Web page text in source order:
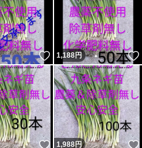
いいね！
1,188円
いいね！
1,988円